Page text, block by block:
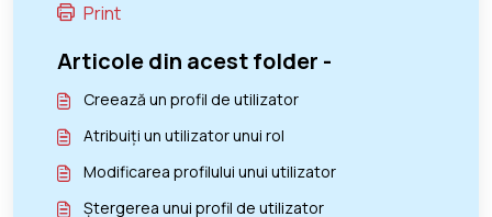
Print
Articole din acest folder -
Creează un profil de utilizator
Atribuiți un utilizator unui rol
Modificarea profilului unui utilizator
Ștergerea unui profil de utilizator